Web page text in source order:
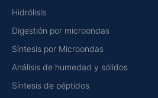
Hidrólisis
Digestión por microondas
Síntesis por Microondas
Análisis de humedad y sólidos
Síntesis de péptidos